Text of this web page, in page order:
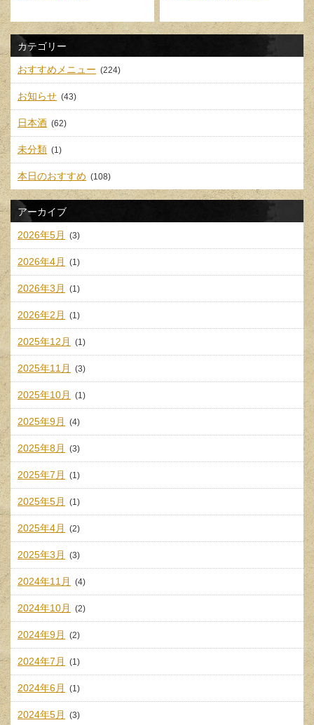
カテゴリー
おすすめメニュー (224)
お知らせ (43)
日本酒 (62)
未分類 (1)
本日のおすすめ (108)
アーカイブ
2026年5月 (3)
2026年4月 (1)
2026年3月 (1)
2026年2月 (1)
2025年12月 (1)
2025年11月 (3)
2025年10月 (1)
2025年9月 (4)
2025年8月 (3)
2025年7月 (1)
2025年5月 (1)
2025年4月 (2)
2025年3月 (3)
2024年11月 (4)
2024年10月 (2)
2024年9月 (2)
2024年7月 (1)
2024年6月 (1)
2024年5月 (3)